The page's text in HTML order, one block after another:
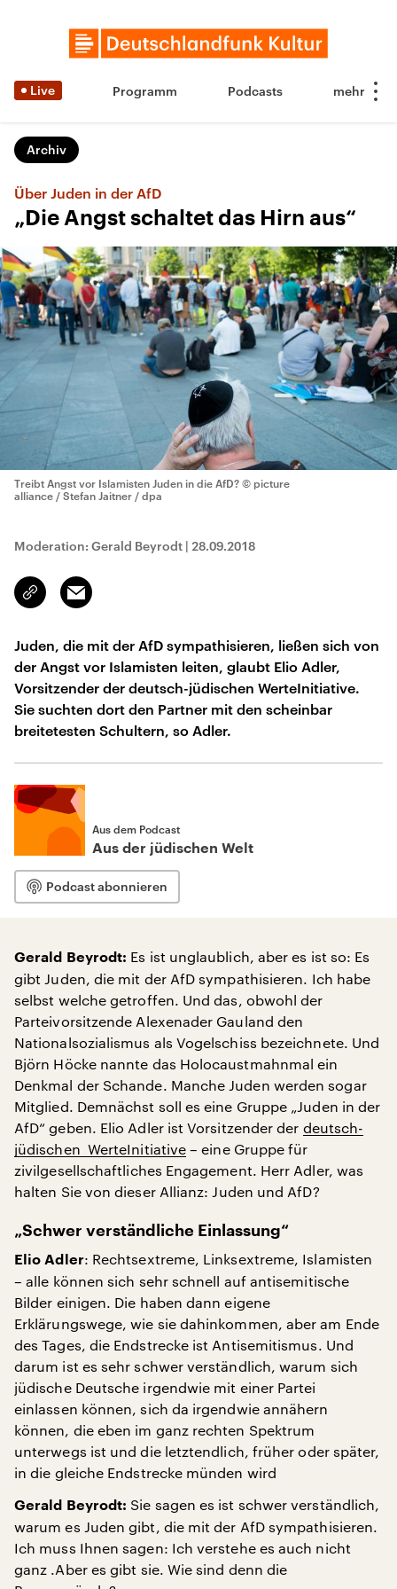
Live Programm Podcasts
Archiv
Über Juden in der AfD
„Die Angst schaltet das Hirn aus“
Treibt Angst vor Islamisten Juden in die AfD? © picture
alliance / Stefan Jaitner / dpa
Moderation: Gerald Beyrodt | 28.09.2018
Link
kopieren/teilen
Email
Juden, die mit der AfD sympathisieren, ließen sich von
der Angst vor Islamisten leiten, glaubt Elio Adler,
Vorsitzender der deutsch-jüdischen WerteInitiative.
Sie suchten dort den Partner mit den scheinbar
breitetesten Schultern, so Adler.
Aus dem Podcast
Aus der jüdischen Welt
Podcast abonnieren
Gerald Beyrodt: Es ist unglaublich, aber es ist so: Es
gibt Juden, die mit der AfD sympathisieren. Ich habe
selbst welche getroffen. Und das, obwohl der
Parteivorsitzende Alexenader Gauland den
Nationalsozialismus als Vogelschiss bezeichnete. Und
Björn Höcke nannte das Holocaustmahnmal ein
Denkmal der Schande. Manche Juden werden sogar
Mitglied. Demnächst soll es eine Gruppe „Juden in der
AfD“ geben. Elio Adler ist Vorsitzender der deutsch-
jüdischen WerteInitiative – eine Gruppe für
zivilgesellschaftliches Engagement. Herr Adler, was
halten Sie von dieser Allianz: Juden und AfD?
„Schwer verständliche Einlassung“
Elio Adler: Rechtsextreme, Linksextreme, Islamisten
– alle können sich sehr schnell auf antisemitische
Bilder einigen. Die haben dann eigene
Erklärungswege, wie sie dahinkommen, aber am Ende
des Tages, die Endstrecke ist Antisemitismus. Und
darum ist es sehr schwer verständlich, warum sich
jüdische Deutsche irgendwie mit einer Partei
einlassen können, sich da irgendwie annähern
können, die eben im ganz rechten Spektrum
unterwegs ist und die letztendlich, früher oder später,
in die gleiche Endstrecke münden wird
Gerald Beyrodt: Sie sagen es ist schwer verständlich,
warum es Juden gibt, die mit der AfD sympathisieren.
Ich muss Ihnen sagen: Ich verstehe es auch nicht
ganz .Aber es gibt sie. Wie sind denn die